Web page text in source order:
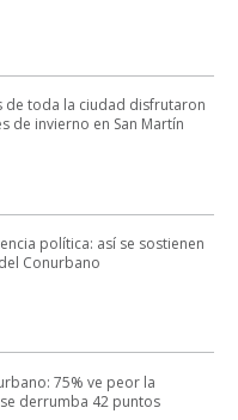
de toda la ciudad disfrutaron
de invierno en San Martín
política: así se sostienen
Conurbano
75% ve peor la
derrumba 42 puntos